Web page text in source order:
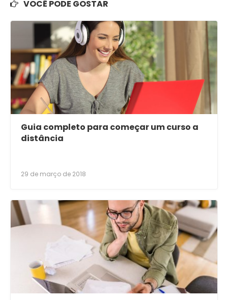
VOCÊ PODE GOSTAR
Guia completo para começar um curso a
distância
29 de março de 2018